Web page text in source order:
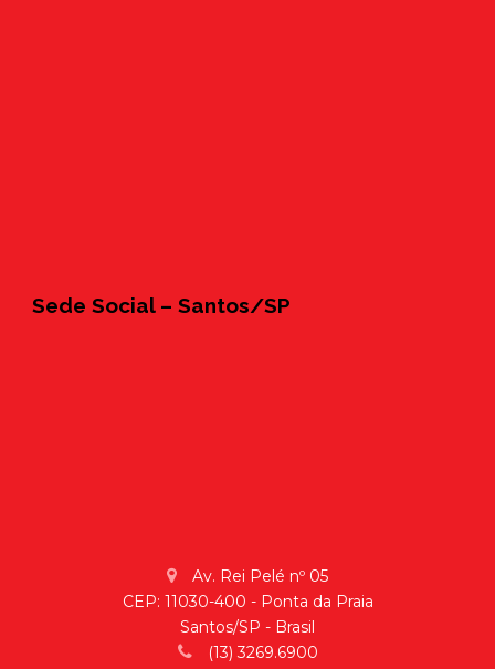
Sede Social – Santos/SP
Av. Rei Pelé nº 05
CEP: 11030-400 - Ponta da Praia
Santos/SP - Brasil
(13) 3269.6900